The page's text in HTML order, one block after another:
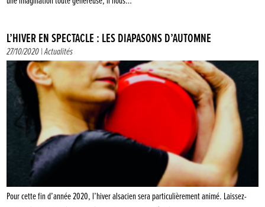
L’HIVER EN SPECTACLE : LES DIAPASONS D’AUTOMNE
27/10/2020 |Actualités
Pour cette fin d’année 2020, l’hiver alsacien sera particulièrement animé. Laissez-